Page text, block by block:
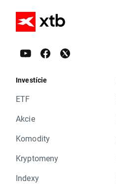
Investície
ETF
Akcie
Komodity
Kryptomeny
Indexy